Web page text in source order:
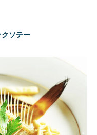
ソテー